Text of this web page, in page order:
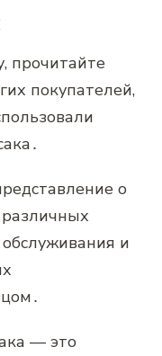
прочитайте
покупателей‚
о
различных
и
— это